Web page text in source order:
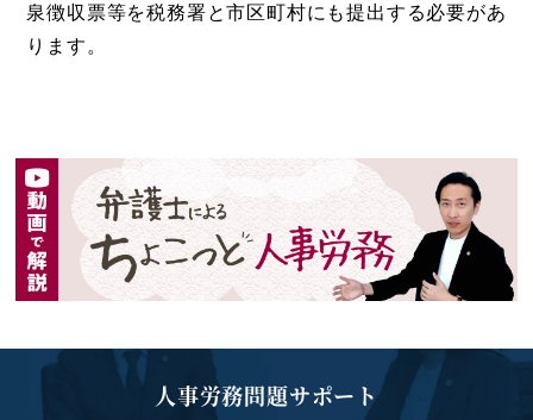
泉徴収票等を税務署と市区町村にも提出する必要があ
ります。
人事労務問題サポート